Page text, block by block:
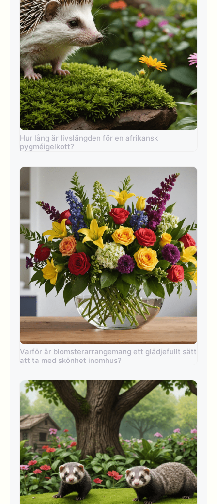
Hur lång är livslängden för en afrikansk
pygméigelkott?
Varför är blomsterarrangemang ett glädjefullt sätt
att ta med skönhet inomhus?